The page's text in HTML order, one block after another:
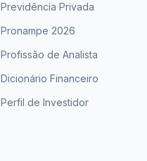
Previdência Privada
Pronampe 2026
Profissão de Analista
Dicionário Financeiro
Perfil de Investidor